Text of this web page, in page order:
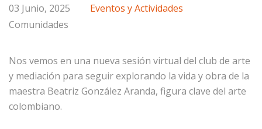
03 Junio, 2025
Eventos y Actividades
Comunidades
Nos vemos en una nueva sesión virtual del club de arte
y mediación para seguir explorando la vida y obra de la
maestra Beatriz González Aranda, figura clave del arte
colombiano.